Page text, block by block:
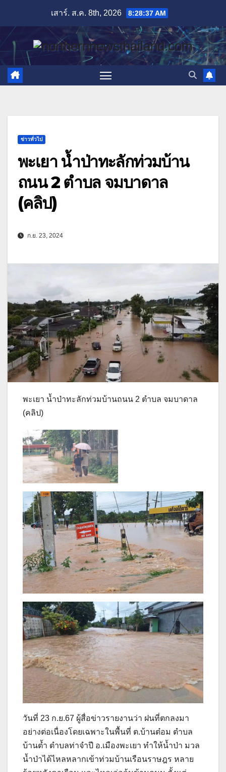
content
เสาร์. ส.ค. 8th, 2026 8:28:39 AM
ข่าวทั่วไป
พะเยา น้ำป่าทะลักท่วมบ้าน
ถนน 2 ตำบล จมบาดาล
(คลิป)
ก.ย. 23, 2024
พะเยา น้ำป่าทะลักท่วมบ้านถนน 2 ตำบล จมบาดาล
(คลิป)
วันที่ 23 ก.ย.67 ผู้สื่อข่าวรายงานว่า ฝนที่ตกลงมา
อย่างต่อเนื่องโดยเฉพาะในพื้นที่ ต.บ้านต๋อม ตำบล
บ้านต้ำ ตำบลท่าจำปี อ.เมืองพะเยา ทำให้น้ำป่า มวล
น้ำป่าได้ไหลหลากเข้าท่วมบ้านเรือนราษฎร หลาย